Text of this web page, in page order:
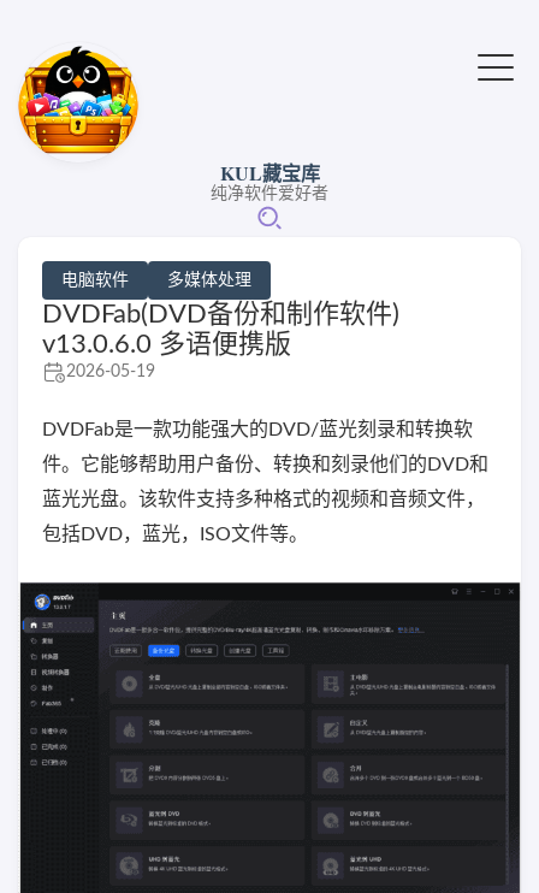
KUL藏宝库
纯净软件爱好者
电脑软件 多媒体处理
DVDFab(DVD备份和制作软件)
v13.0.6.0 多语便携版
2026-05-19
DVDFab是一款功能强大的DVD/蓝光刻录和转换软
件。它能够帮助用户备份、转换和刻录他们的DVD和
蓝光光盘。该软件支持多种格式的视频和音频文件，
包括DVD，蓝光，ISO文件等。